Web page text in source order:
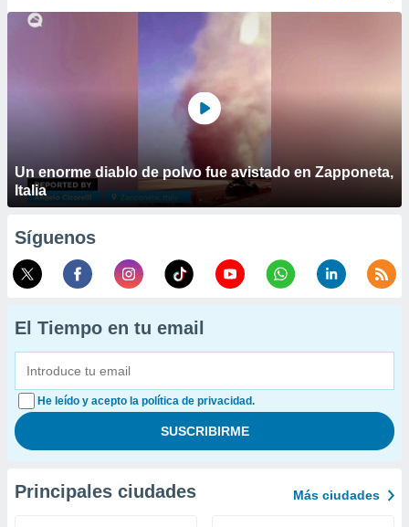
Un enorme diablo de polvo fue avistado en Zapponeta,
Italia
Síguenos
El Tiempo en tu email
He leído y acepto la política de privacidad.
Principales ciudades Más ciudades